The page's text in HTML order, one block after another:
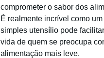
comprometer o sabor dos
É realmente incrível como um
simples utensílio pode
vida de quem se preocupa
alimentação mais leve.